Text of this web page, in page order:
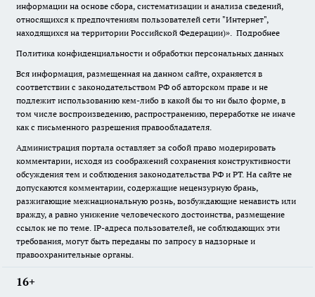
информации на основе сбора, систематизации и анализа сведений,
относящихся к предпочтениям пользователей сети "Интернет",
находящихся на территории Российской Федерации)». Подробнее
Политика конфиденциальности и обработки персональных данных
Вся информация, размещенная на данном сайте, охраняется в
соответствии с законодательством РФ об авторском праве и не
подлежит использованию кем-либо в какой бы то ни было форме, в
том числе воспроизведению, распространению, переработке не иначе
как с письменного разрешения правообладателя.
Администрация портала оставляет за собой право модерировать
комментарии, исходя из соображений сохранения конструктивности
обсуждения тем и соблюдения законодательства РФ и РТ. На сайте не
допускаются комментарии, содержащие нецензурную брань,
разжигающие межнациональную рознь, возбуждающие ненависть или
вражду, а равно унижение человеческого достоинства, размещение
ссылок не по теме. IP-адреса пользователей, не соблюдающих эти
требования, могут быть переданы по запросу в надзорные и
правоохранительные органы.
16+